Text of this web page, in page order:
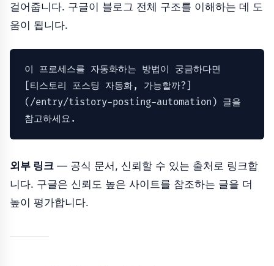
걸어줍니다. 구글이 블로그 전체 구조를 이해하는 데 도
움이 됩니다.
이 프로세스를 자동화하는 방법이 궁금하다면
티스토리 포스팅 자동화, 가능할까?
( /entry/tistory-posting-automation ) 글을
참고하세요.
외부 링크 — 공식 문서, 신뢰할 수 있는 출처로 링크합
니다. 구글은 신뢰도 높은 사이트를 참조하는 글을 더
높이 평가합니다.